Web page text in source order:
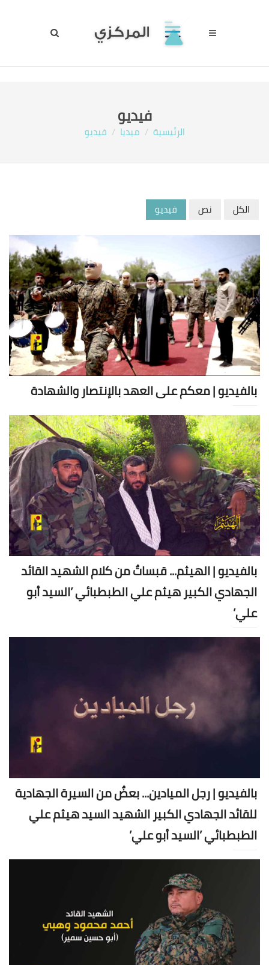
فيديو
الرئيسية ميديا فيديو
الكل نص فيديو
بالفيديو | معكم على العهد بالإنتصار والشهادة
بالفيديو | الهيثم... قبساتٌ من كلام الشهيد القائد
الجهادي الكبير هيثم علي الطبطبائي ’السيد أبو
علي’
بالفيديو | رجل الميادين... بعضٌ من السيرة الجهادية
للقائد الجهادي الكبير الشهيد السيد هيثم علي
الطبطبائي ’السيد أبو علي’